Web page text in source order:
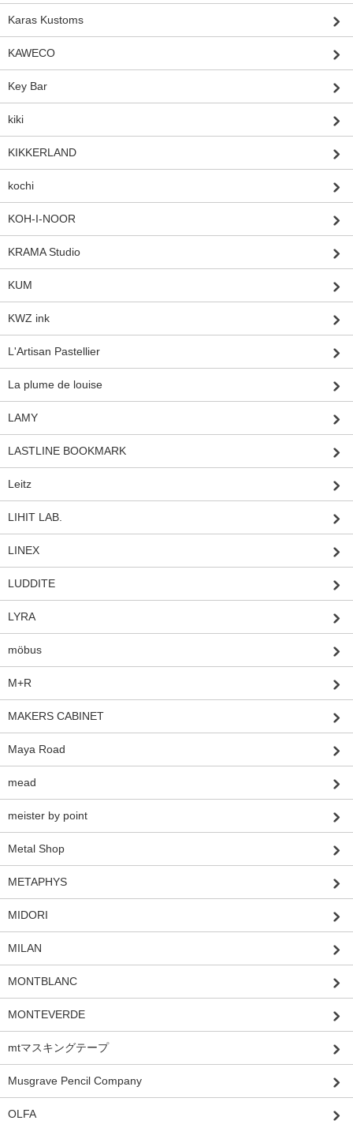
Karas Kustoms
KAWECO
Key Bar
kiki
KIKKERLAND
kochi
KOH-I-NOOR
KRAMA Studio
KUM
KWZ ink
L'Artisan Pastellier
La plume de louise
LAMY
LASTLINE BOOKMARK
Leitz
LIHIT LAB.
LINEX
LUDDITE
LYRA
möbus
M+R
MAKERS CABINET
Maya Road
mead
meister by point
Metal Shop
METAPHYS
MIDORI
MILAN
MONTBLANC
MONTEVERDE
mtマスキングテープ
Musgrave Pencil Company
OLFA